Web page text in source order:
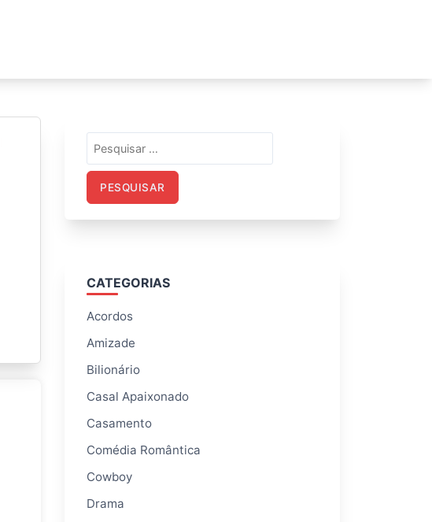
por:
CATEGORIAS
Acordos
Amizade
Bilionário
Casal Apaixonado
Casamento
Comédia Romântica
Cowboy
Drama